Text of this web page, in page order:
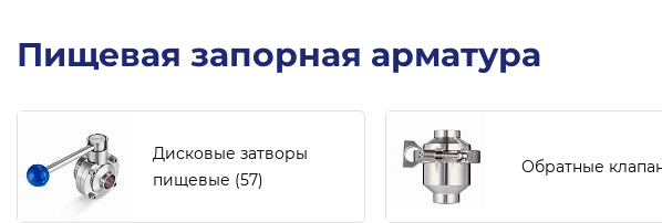
Пищевая запорная арматура
Дисковые затворы
пищевые (57)
Обратные